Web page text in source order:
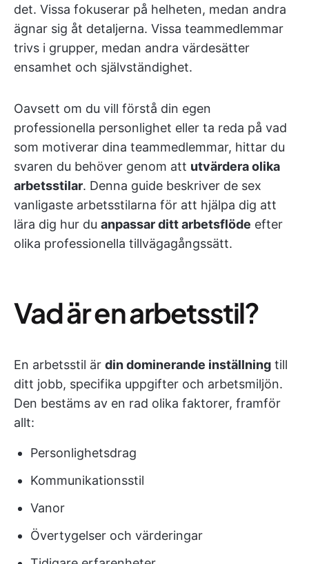
det. Vissa fokuserar på helheten, medan andra
ägnar sig åt detaljerna. Vissa teammedlemmar
trivs i grupper, medan andra värdesätter
ensamhet och självständighet.
Oavsett om du vill förstå din egen
professionella personlighet eller ta reda på vad
som motiverar dina teammedlemmar, hittar du
svaren du behöver genom att utvärdera olika
arbetsstilar. Denna guide beskriver de sex
vanligaste arbetsstilarna för att hjälpa dig att
lära dig hur du anpassar ditt arbetsflöde efter
olika professionella tillvägagångssätt.
Vad är en arbetsstil?
En arbetsstil är din dominerande inställning till
ditt jobb, specifika uppgifter och arbetsmiljön.
Den bestäms av en rad olika faktorer, framför
allt:
Personlighetsdrag
Kommunikationsstil
Vanor
Övertygelser och värderingar